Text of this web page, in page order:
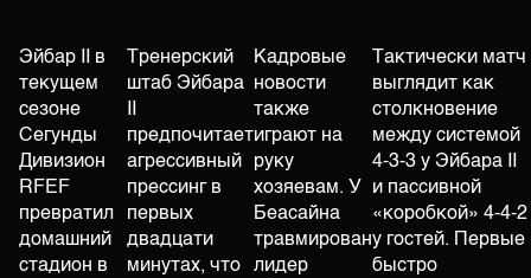
Эйбар II в
текущем
сезоне
Сегунды
Дивизион
RFEF
превратил
домашний
стадион в
Тренерский
штаб Эйбара
II
предпочитает
агрессивный
прессинг в
первых
двадцати
минутах, что
Кадровые
новости
также
играют на
руку
хозяевам. У
Беасайна
травмирован
лидер
Тактически матч
выглядит как
столкновение
между системой
4-3-3 у Эйбара II
и пассивной
«коробкой» 4-4-2
у гостей. Первые
быстро